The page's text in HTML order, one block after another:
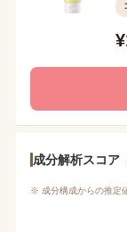
成分解析スコア
※ 成分構成からの推定